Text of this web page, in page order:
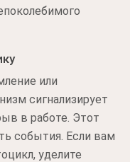
или
сигнализирует
в работе. Этот
события. Если вам
уделите